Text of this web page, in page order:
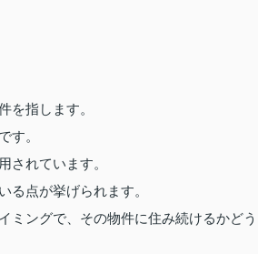
を指します。
す。
されています。
る点が挙げられます。
ミングで、その物件に住み続けるかどう